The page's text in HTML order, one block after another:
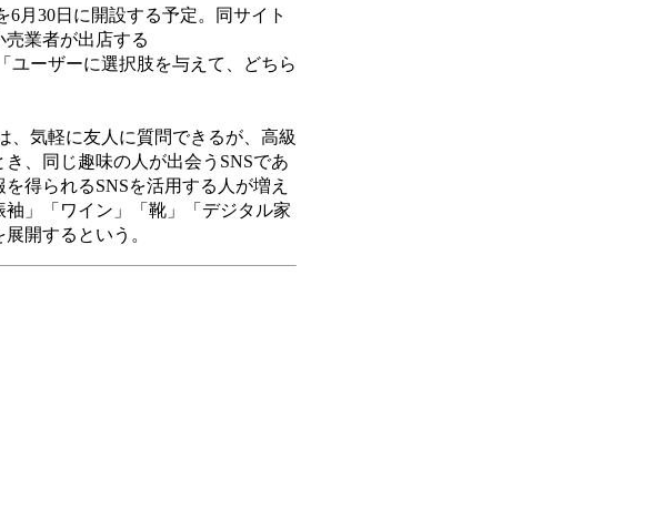
月30日に開設する予定。同サイト
業者が出店する
ユーザーに選択肢を与えて、どちら
、気軽に友人に質問できるが、高級
、同じ趣味の人が出会うSNSであ
得られるSNSを活用する人が増え
」「ワイン」「靴」「デジタル家
開するという。